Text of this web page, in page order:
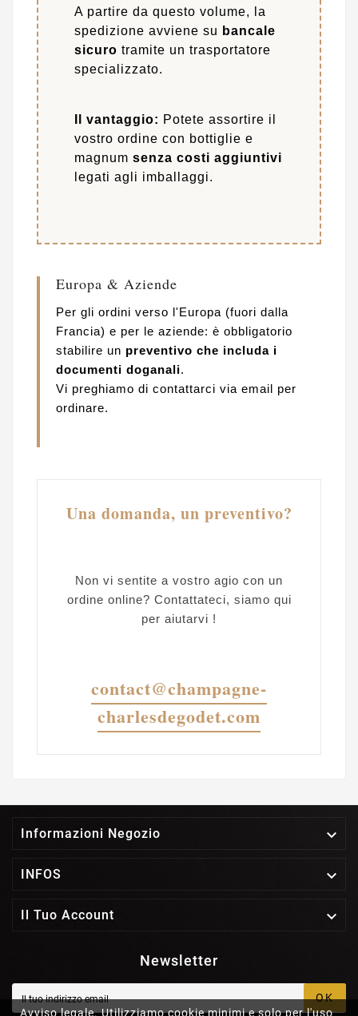
Avviso legale. Utilizziamo cookie minimi e solo per l'uso
A partire da questo volume, la
spedizione avviene su bancale
sicuro tramite un trasportatore
specializzato.
Il vantaggio: Potete assortire il
vostro ordine con bottiglie e
magnum senza costi aggiuntivi
legati agli imballaggi.
Europa & Aziende
Per gli ordini verso l'Europa (fuori dalla
Francia) e per le aziende: è obbligatorio
stabilire un preventivo che includa i
documenti doganali.
Vi preghiamo di contattarci via email per
ordinare.
Una domanda, un preventivo?
Non vi sentite a vostro agio con un
ordine online? Contattateci, siamo qui
per aiutarvi !
contact@champagne-
charlesdegodet.com
Informazioni Negozio 
INFOS 
Il Tuo Account 
Newsletter
OK